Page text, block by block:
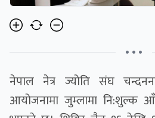
• • •
नेपाल नेत्र ज्योति संघ
आयोजनामा जुम्लामा नि:शुल्क